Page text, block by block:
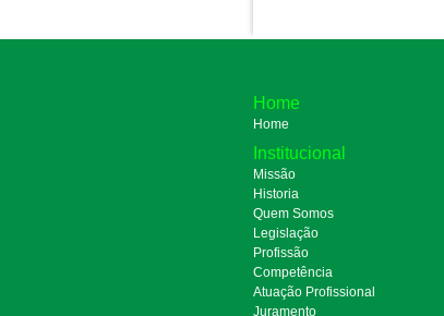
Home
Home
Institucional
Missão
Historia
Quem Somos
Legislação
Profissão
Competência
Atuação Profissional
Juramento